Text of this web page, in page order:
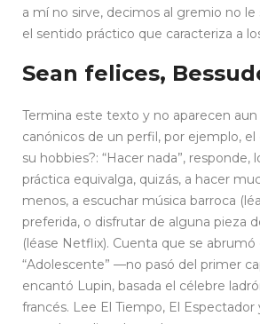
a mí no sirve, decimos al gremio no le
el sentido práctico que caracteriza a
Sean felices,
Termina este texto y no aparecen
canónicos de un perfil, por ejemplo, el
su hobbies?: “Hacer nada”, responde,
práctica equivalga, quizás, a hacer
menos, a escuchar música barroca
preferida, o disfrutar de alguna pieza
(léase Netflix). Cuenta que se abrumó
“Adolescente” —no pasó del primer
encantó Lupin, basada el célebre
francés. Lee El Tiempo, El